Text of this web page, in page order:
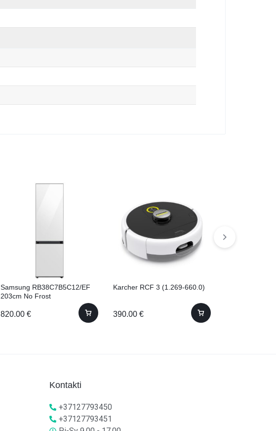
Samsung RB38C7B5C12/EF
203cm No Frost
820.00 €
Karcher RCF 3 (1.269-660.0)
390.00 €
Kontakti
+37127793450
+37127793451